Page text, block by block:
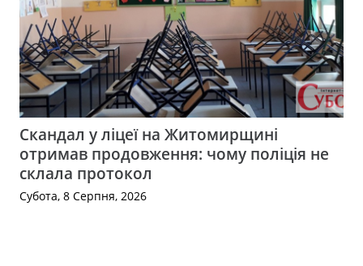
Скандал у ліцеї на Житомирщині
отримав продовження: чому поліція не
склала протокол
Субота, 8 Серпня, 2026